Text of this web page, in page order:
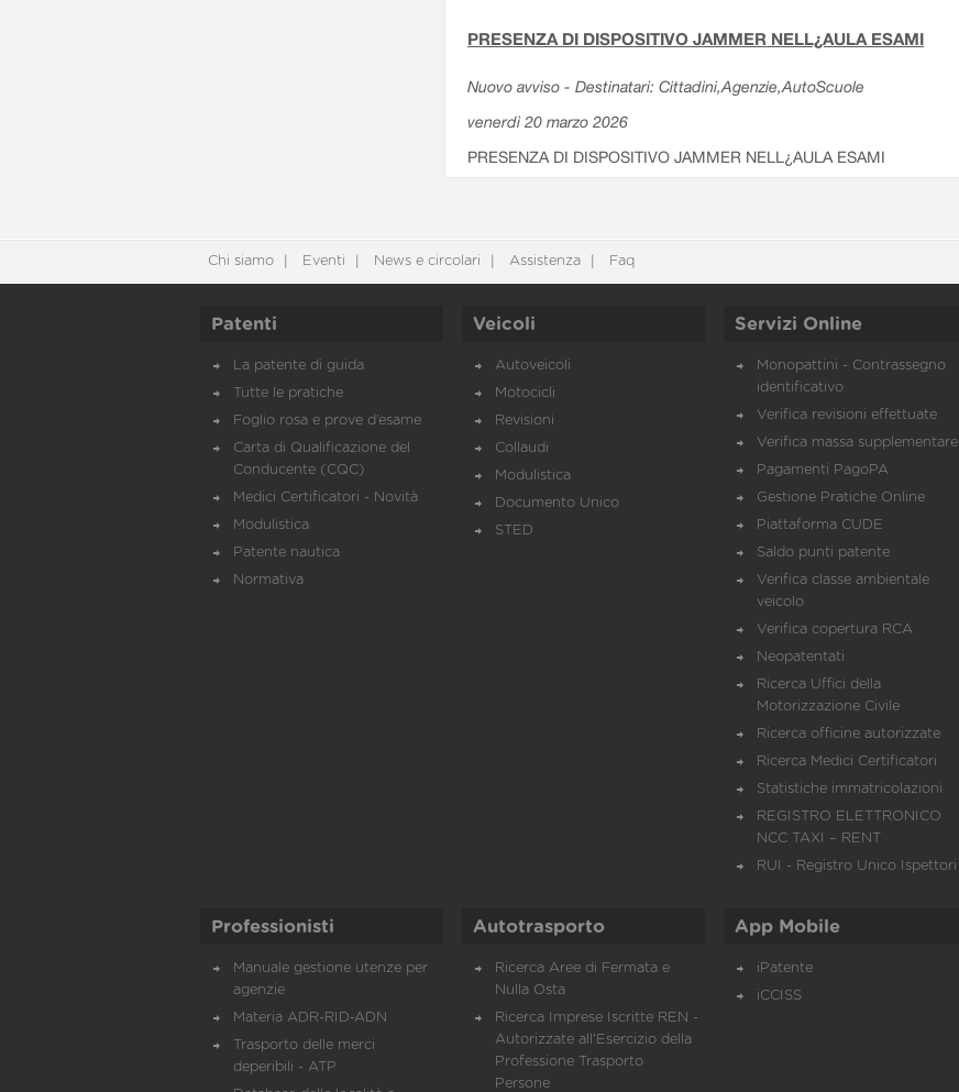
PRESENZA DI DISPOSITIVO JAMMER NELL¿AULA ESAMI
Nuovo avviso - Destinatari: Cittadini,Agenzie,AutoScuole
venerdì 20 marzo 2026
PRESENZA DI DISPOSITIVO JAMMER NELL¿AULA ESAMI
Chi siamo Eventi News e circolari Assistenza Faq
Patenti
La patente di guida
Tutte le pratiche
Foglio rosa e prove d’esame
Carta di Qualificazione del
Conducente (CQC)
Medici Certificatori - Novità
Modulistica
Patente nautica
Normativa
Veicoli
Autoveicoli
Motocicli
Revisioni
Collaudi
Modulistica
Documento Unico
STED
Servizi Online
Monopattini - Contrassegno
identificativo
Verifica revisioni effettuate
Verifica massa supplementare
Pagamenti PagoPA
Gestione Pratiche Online
Piattaforma CUDE
Saldo punti patente
Verifica classe ambientale
veicolo
Verifica copertura RCA
Neopatentati
Ricerca Uffici della
Motorizzazione Civile
Ricerca officine autorizzate
Ricerca Medici Certificatori
Statistiche immatricolazioni
REGISTRO ELETTRONICO
NCC TAXI – RENT
RUI - Registro Unico Ispettori
Professionisti
Manuale gestione utenze per
agenzie
Materia ADR-RID-ADN
Trasporto delle merci
deperibili - ATP
Autotrasporto
Ricerca Aree di Fermata e
Nulla Osta
Ricerca Imprese Iscritte REN -
Autorizzate all'Esercizio della
Professione Trasporto
Persone
App Mobile
iPatente
iCCISS